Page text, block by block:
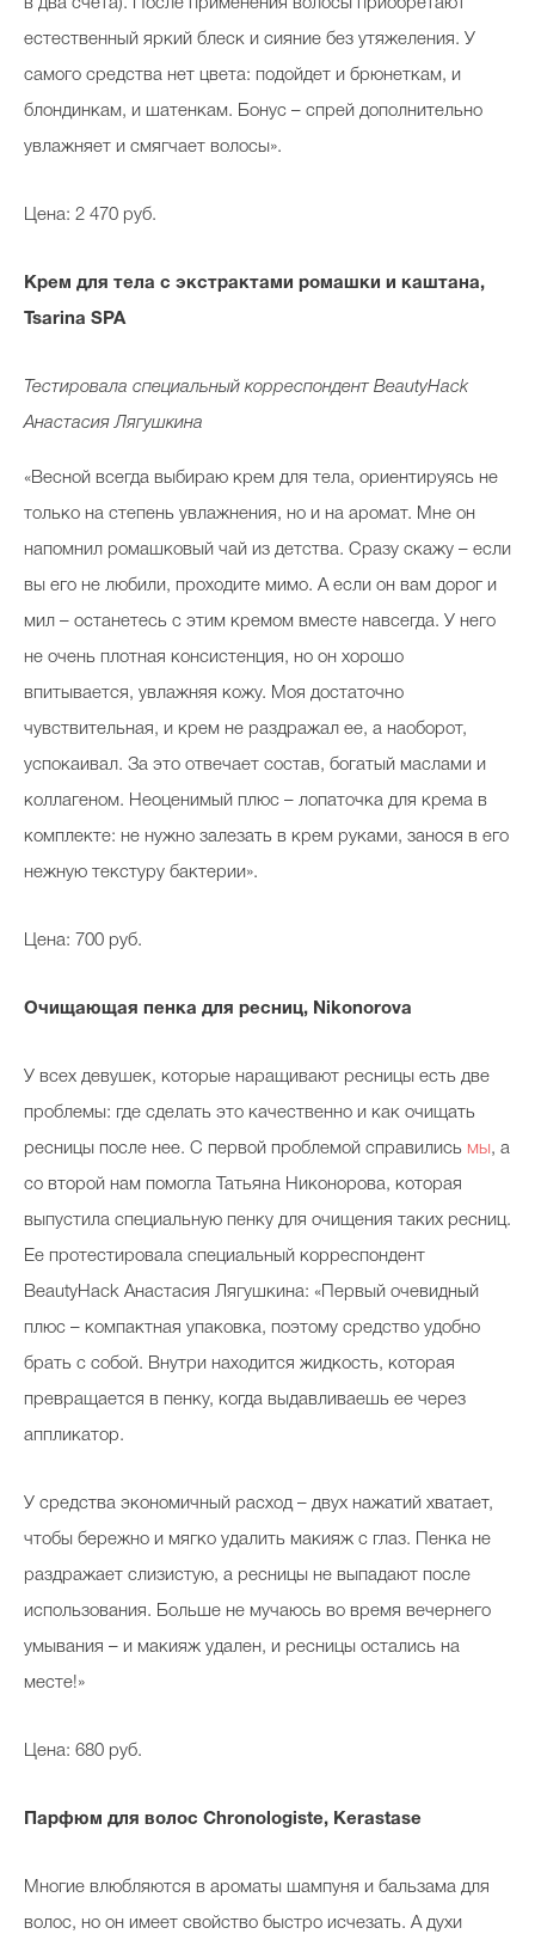
естественный яркий блеск и сияние без утяжеления. У
самого средства нет цвета: подойдет и брюнеткам, и
блондинкам, и шатенкам. Бонус – спрей дополнительно
увлажняет и смягчает волосы».
Цена: 2 470 руб.
Крем для тела с экстрактами ромашки и каштана,
Tsarina SPA
Тестировала специальный корреспондент BeautyHack
Анастасия Лягушкина
«Весной всегда выбираю крем для тела, ориентируясь не
только на степень увлажнения, но и на аромат. Мне он
напомнил ромашковый чай из детства. Сразу скажу – если
вы его не любили, проходите мимо. А если он вам дорог и
мил – останетесь с этим кремом вместе навсегда. У него
не очень плотная консистенция, но он хорошо
впитывается, увлажняя кожу. Моя достаточно
чувствительная, и крем не раздражал ее, а наоборот,
успокаивал. За это отвечает состав, богатый маслами и
коллагеном. Неоценимый плюс – лопаточка для крема в
комплекте: не нужно залезать в крем руками, занося в его
нежную текстуру бактерии».
Цена: 700 руб.
Очищающая пенка для ресниц, Nikonorova
У всех девушек, которые наращивают ресницы есть две
проблемы: где сделать это качественно и как очищать
ресницы после нее. С первой проблемой справились мы, а
со второй нам помогла Татьяна Никонорова, которая
выпустила специальную пенку для очищения таких ресниц.
Ее протестировала специальный корреспондент
BeautyHack Анастасия Лягушкина: «Первый очевидный
плюс – компактная упаковка, поэтому средство удобно
брать с собой. Внутри находится жидкость, которая
превращается в пенку, когда выдавливаешь ее через
аппликатор.
У средства экономичный расход – двух нажатий хватает,
чтобы бережно и мягко удалить макияж с глаз. Пенка не
раздражает слизистую, а ресницы не выпадают после
использования. Больше не мучаюсь во время вечернего
умывания – и макияж удален, и ресницы остались на
месте!»
Цена: 680 руб.
Парфюм для волос Chronologiste, Kerastase
Многие влюбляются в ароматы шампуня и бальзама для
волос, но он имеет свойство быстро исчезать. А духи